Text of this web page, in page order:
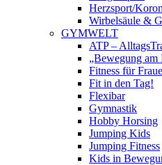
Herzsport/
Wirbelsäule &
GYMWELT
ATP –
„Bewegung am
Fitness für
Fit in den Tag!
Flexibar
Gymnastik
Hobby Horsing
Jumping Kids
Jumping Fitness
Kids in